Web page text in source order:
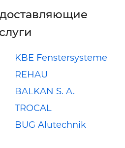
KBE Fenstersysteme
REHAU
BALKAN S. A.
TROCAL
BUG Alutechnik